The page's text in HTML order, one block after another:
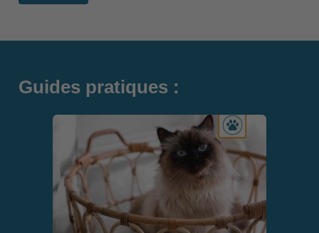
Guides pratiques :